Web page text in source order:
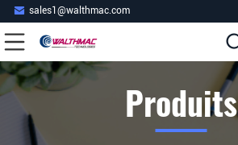
sales1@walthmac.com
Produits